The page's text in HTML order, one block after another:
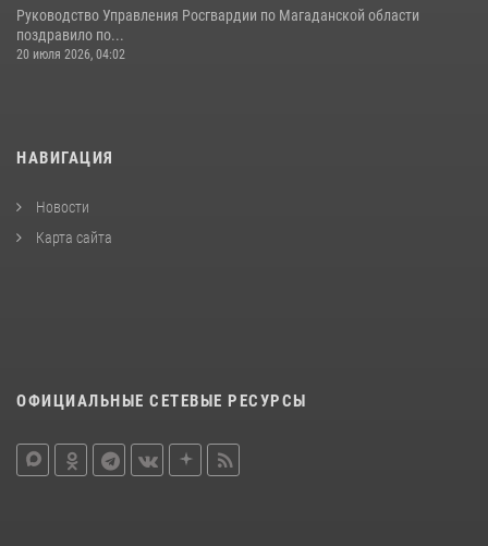
Руководство Управления Росгвардии по Магаданской области
поздравило по...
20 июля 2026, 04:02
НАВИГАЦИЯ
Новости
Карта сайта
ОФИЦИАЛЬНЫЕ СЕТЕВЫЕ РЕСУРСЫ